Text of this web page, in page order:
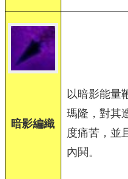
暗影編織
以暗影能量
瑪隆，對其
度痛苦，並
內鬨。